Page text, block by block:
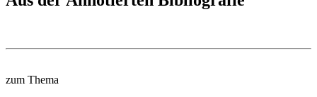
zum Thema